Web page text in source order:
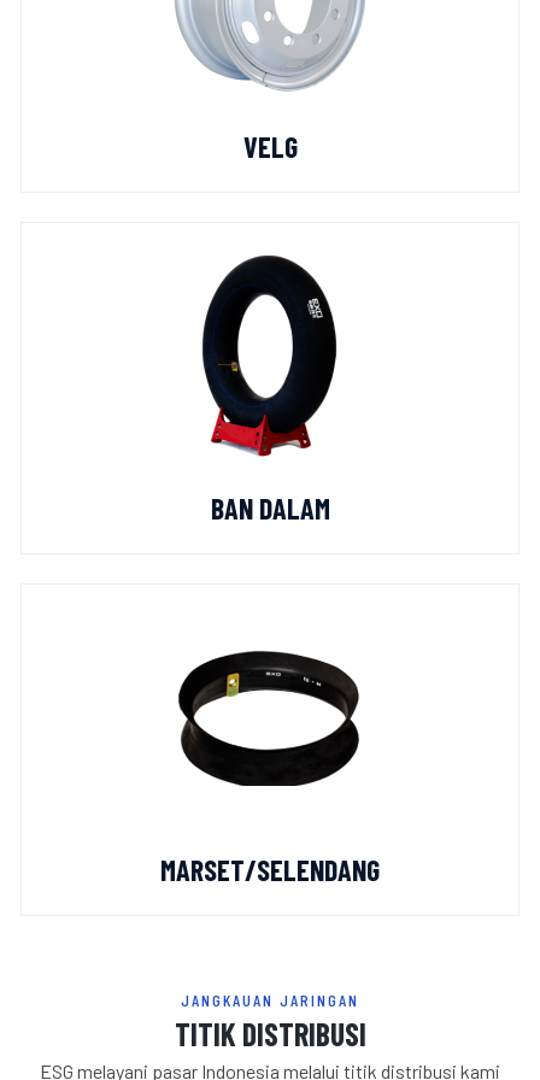
VELG
BAN DALAM
MARSET/SELENDANG
JANGKAUAN JARINGAN
TITIK DISTRIBUSI
ESG melayani pasar Indonesia melalui titik distribusi kami